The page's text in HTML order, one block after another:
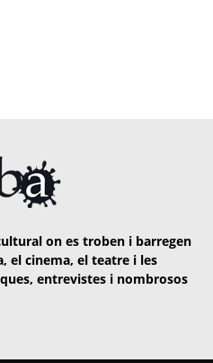
on es troben i barregen
el cinema, el teatre i les
entrevistes i nombrosos